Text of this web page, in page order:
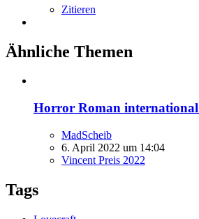
Zitieren
Ähnliche Themen
Horror Roman international
MadScheib
6. April 2022 um 14:04
Vincent Preis 2022
Tags